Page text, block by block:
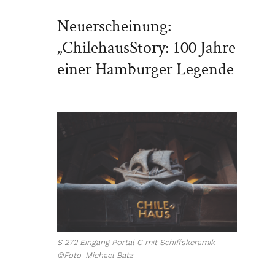
Neuerscheinung:
„ChilehausStory: 100 Jahre
einer Hamburger Legende
S 272 Eingang Portal C mit Schiffskeramik